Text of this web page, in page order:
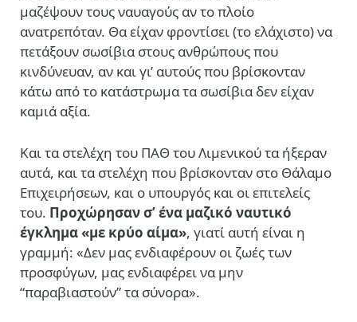
μαζέψουν τους ναυαγούς αν το πλοίο
ανατρεπόταν. Θα είχαν φροντίσει (το ελάχιστο) να
πετάξουν σωσίβια στους ανθρώπους που
κινδύνευαν, αν και γι’ αυτούς που βρίσκονταν
κάτω από το κατάστρωμα τα σωσίβια δεν είχαν
καμιά αξία.
Και τα στελέχη του ΠΑΘ του Λιμενικού τα ήξεραν
αυτά, και τα στελέχη που βρίσκονταν στο Θάλαμο
Επιχειρήσεων, και ο υπουργός και οι επιτελείς
του. Προχώρησαν σ’ ένα μαζικό ναυτικό
έγκλημα «με κρύο αίμα», γιατί αυτή είναι η
γραμμή: «Δεν μας ενδιαφέρουν οι ζωές των
προσφύγων, μας ενδιαφέρει να μην
“παραβιαστούν” τα σύνορα».